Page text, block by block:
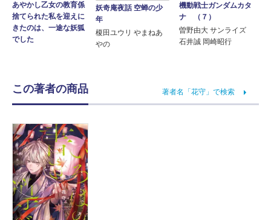
あやかし乙女の教育係
捨てられた私を迎えに
きたのは、一途な妖狐
でした
妖奇庵夜話 空蝉の少
年
榎田ユウリ やまねあ
やの
機動戦士ガンダムカタ
ナ （７）
曽野由大 サンライズ
石井誠 岡崎昭行
この著者の商品 著者名「花守」で検索